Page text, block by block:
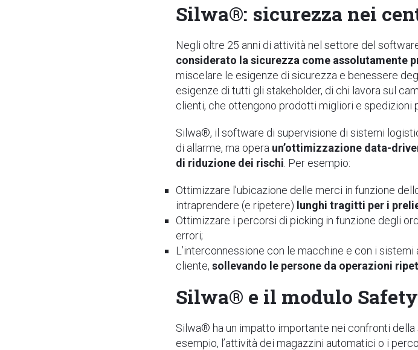
Silwa®: sicurezza nei
Negli oltre 25 anni di attività nel settore del
considerato la sicurezza come assolutamente
miscelare le esigenze di sicurezza e benessere
esigenze di tutti gli stakeholder, di chi lavora sul
clienti, che ottengono prodotti migliori e spedizioni
Silwa®, il software di supervisione di sistemi
di allarme, ma opera un’ottimizzazione data-
di riduzione dei rischi . Per esempio:
Ottimizzare l’ubicazione delle merci in funzione
intraprendere (e ripetere) lunghi tragitti per i
Ottimizzare i percorsi di picking in funzione degli
errori;
L’interconnessione con le macchine e con i
cliente,sollevando le persone da operazioni
Silwa® e il modulo Safety
Silwa® ha un impatto importante nei confronti
esempio, l’attività dei magazzini automatici o i